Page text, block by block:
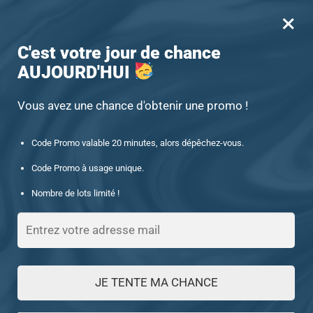
0
-15% offert des 60€ d’achat avec le code : UNIQUE15
Accueil / Chevalière sans pierre / Chevalière homme en argent la silence des formes géométriques
×
C'est votre jour de chance
AUJOURD'HUI
Vous avez une chance d'obtenir une promo !
Code Promo valable 20 minutes, alors dépêchez-vous.
Code Promo à usage unique.
Nombre de lots limité !
JE TENTE MA CHANCE